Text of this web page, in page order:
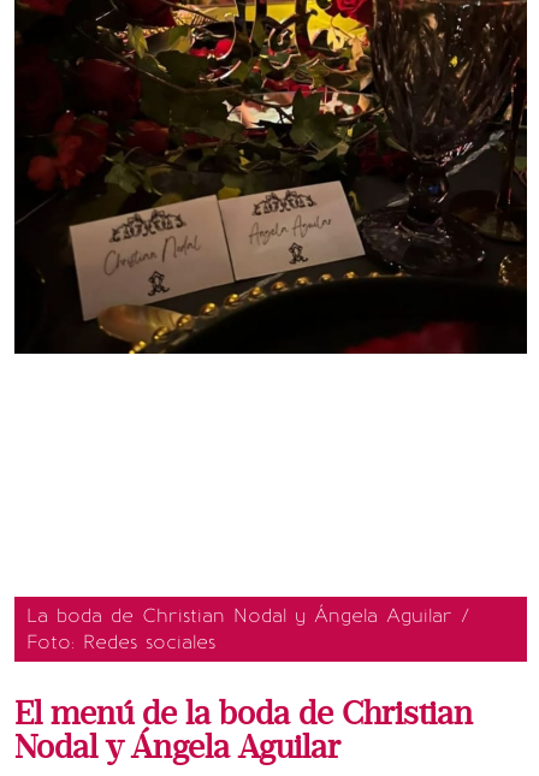
La boda de Christian Nodal y Ángela Aguilar /
Foto: Redes sociales
El menú de la boda de Christian
Nodal y Ángela Aguilar